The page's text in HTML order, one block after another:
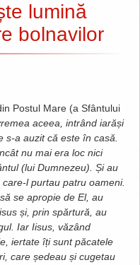
lumină
bolnavilor
Postul Mare (a Sfântului
aceea, intrând iarăși
s-a auzit că este în casă.
nu mai era loc nici
(lui Dumnezeu). Și au
l purtau patru oameni.
se apropie de El, au
și, prin spărtură, au
Iar Iisus, văzând
iertate îți sunt păcatele
care ședeau și cugetau